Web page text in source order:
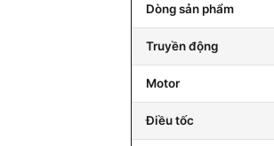
Dòng sản phẩm
Truyền động
Motor
Điều tốc